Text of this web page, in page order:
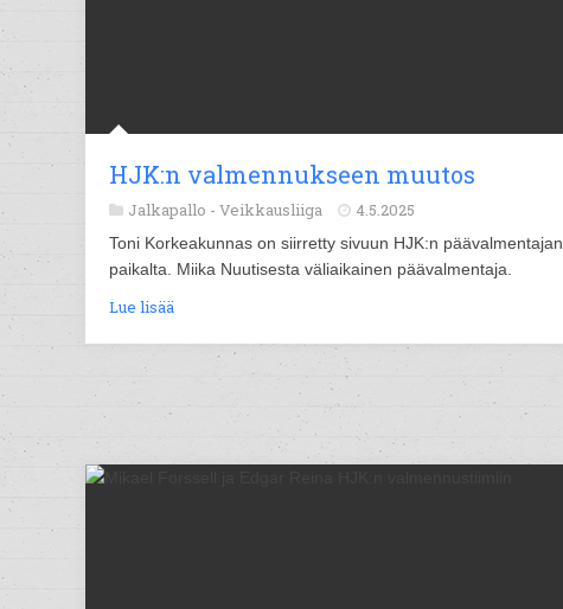
HJK:n valmennukseen muutos
Jalkapallo - Veikkausliiga 4.5.2025
Toni Korkeakunnas on siirretty sivuun HJK:n päävalmentajan
paikalta. Miika Nuutisesta väliaikainen päävalmentaja.
Lue lisää